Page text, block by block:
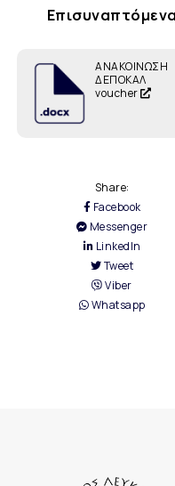
Επισυναπτόμενα
ΑΝΑΚΟΙΝΩΣΗ
ΔΕΠΟΚΑΛ
voucher
Share:
Facebook
Messenger
LinkedIn
Tweet
Viber
Whatsapp